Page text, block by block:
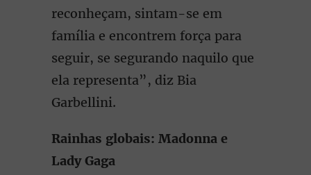
reconheçam, sintam-se em
família e encontrem força para
seguir, se segurando naquilo que
ela representa”, diz Bia
Garbellini.
Rainhas globais: Madonna e
Lady Gaga